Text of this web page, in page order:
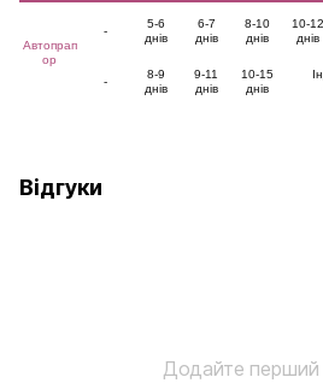
Автопрап
ор
-
5-6
днів
6-7
днів
8-10
днів
10-12
днів
-
8-9
днів
9-11
днів
10-15
днів
Відгуки
Додайте перший